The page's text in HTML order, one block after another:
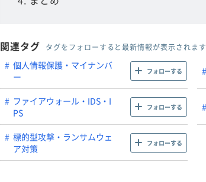
関連タグ タグをフォローすると最新情報が表示されます
個人情報保護・マイナンバ
ー
フォローする
ファイアウォール・IDS・I
PS
フォローする
標的型攻撃・ランサムウェ
ア対策
フォローする